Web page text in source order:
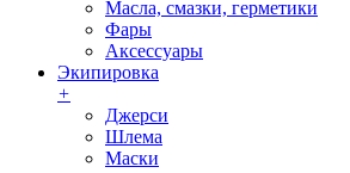
Масла, смазки, герметики
Фары
Аксессуары
Экипировка
+
Джерси
Шлема
Маски